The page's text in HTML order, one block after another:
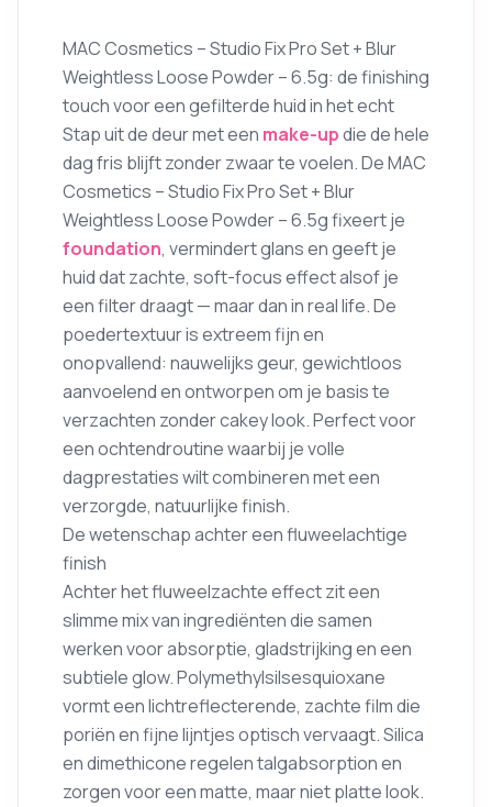
MAC Cosmetics – Studio Fix Pro Set + Blur
Weightless Loose Powder – 6.5g: de finishing
touch voor een gefilterde huid in het echt
Stap uit de deur met een make-updie de hele
dag fris blijft zonder zwaar te voelen. De MAC
Cosmetics – Studio Fix Pro Set + Blur
Weightless Loose Powder – 6.5g fixeert je
foundation, vermindert glans en geeft je
huid dat zachte, soft-focus effect alsof je
een filter draagt — maar dan in real life. De
poedertextuur is extreem fijn en
onopvallend: nauwelijks geur, gewichtloos
aanvoelend en ontworpen om je basis te
verzachten zonder cakey look. Perfect voor
een ochtendroutine waarbij je volle
dagprestaties wilt combineren met een
verzorgde, natuurlijke finish.
De wetenschap achter een fluweelachtige
finish
Achter het fluweelzachte effect zit een
slimme mix van ingrediënten die samen
werken voor absorptie, gladstrijking en een
subtiele glow. Polymethylsilsesquioxane
vormt een lichtreflecterende, zachte film die
poriën en fijne lijntjes optisch vervaagt. Silica
en dimethicone regelen talgabsorption en
zorgen voor een matte, maar niet platte look.